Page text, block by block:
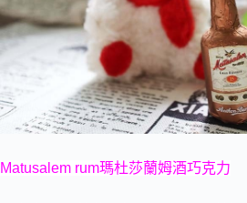
Matusalem rum瑪杜莎蘭姆酒巧克力